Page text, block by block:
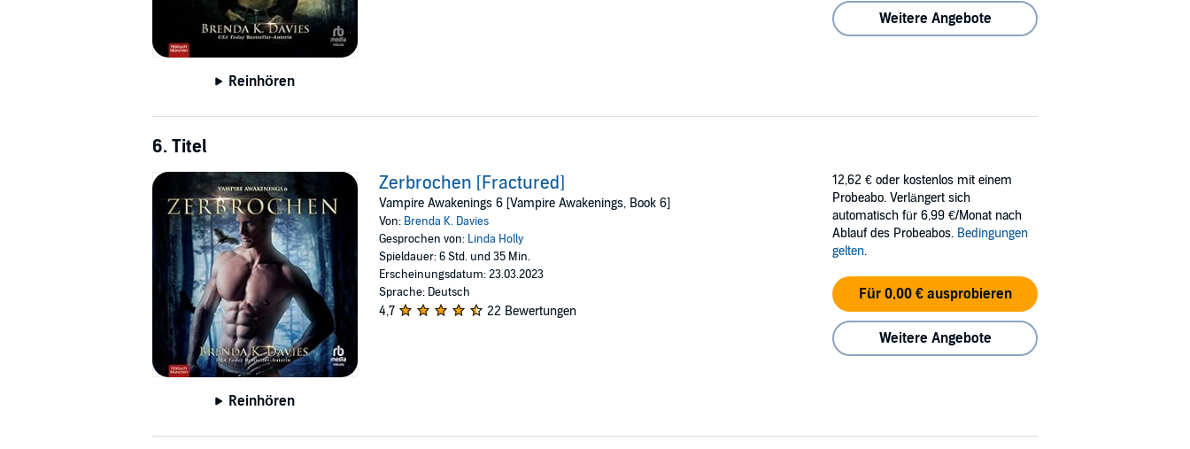
Reinhören
Weitere Angebote
6. Titel
Reinhören
Zerbrochen [Fractured]
Vampire Awakenings 6 [Vampire Awakenings, Book 6]
Von: Brenda K. Davies
Gesprochen von: Linda Holly
Spieldauer: 6 Std. und 35 Min.
Erscheinungsdatum: 23.03.2023
Sprache: Deutsch
4,7 22 Bewertungen
12,62 € oder kostenlos mit einem
Probeabo. Verlängert sich
automatisch für 6,99 €/Monat nach
Ablauf des Probeabos. Bedingungen
gelten.
Für 0,00 € ausprobieren
Weitere Angebote